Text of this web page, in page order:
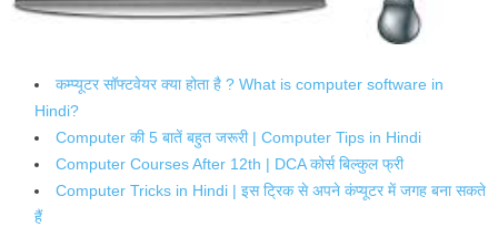
कम्प्यूटर सॉफ्टवेयर क्या होता है ? What is computer software in
Hindi?
Computer की 5 बातें बहुत जरूरी | Computer Tips in Hindi
Computer Courses After 12th | DCA कोर्स बिल्कुल फ्री
Computer Tricks in Hindi | इस ट्रिक से अपने कंप्यूटर में जगह बना सकते
हैं